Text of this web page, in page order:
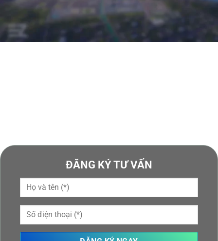
CEN Bắc Trung Bộ
Giám Đốc Kinh Doanh: Lê Văn Hưng
Địa chỉ: Phường Nguyệt Viên (TP. Thanh Hóa), tỉnh
ĐĂNG KÝ TƯ VẤN